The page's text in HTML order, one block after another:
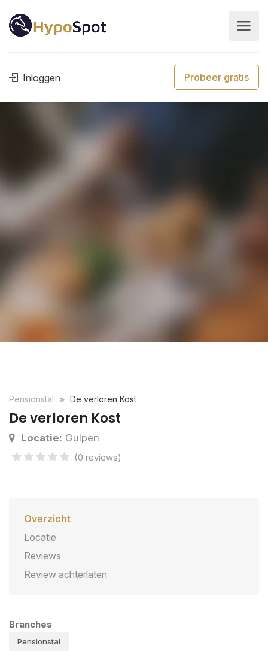
Inloggen Probeer gratis
Pensionstal De verloren Kost
De verloren Kost
Locatie: Gulpen
(0 reviews)
Overzicht
Locatie
Reviews
Review achterlaten
Branches
Pensionstal